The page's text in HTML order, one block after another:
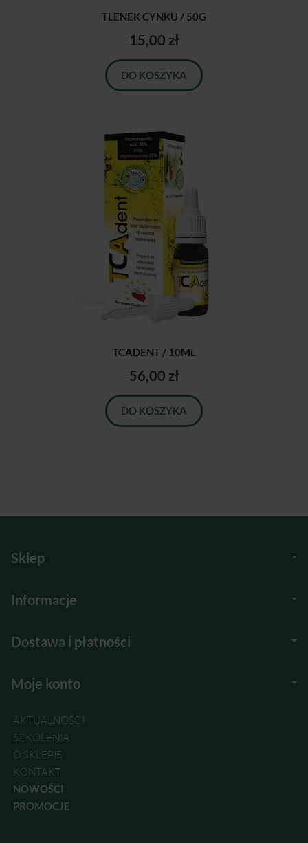
TLENEK CYNKU / 50G
15,00 zł
DO KOSZYKA
TCADENT / 10ML
56,00 zł
DO KOSZYKA
Sklep
Informacje
Dostawa i płatności
Moje konto
AKTUALNOŚCI
SZKOLENIA
O SKLEPIE
KONTAKT
NOWOŚCI
PROMOCJE